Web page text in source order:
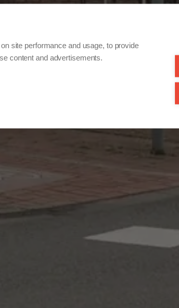
site performance and usage, to provide
content and advertisements.